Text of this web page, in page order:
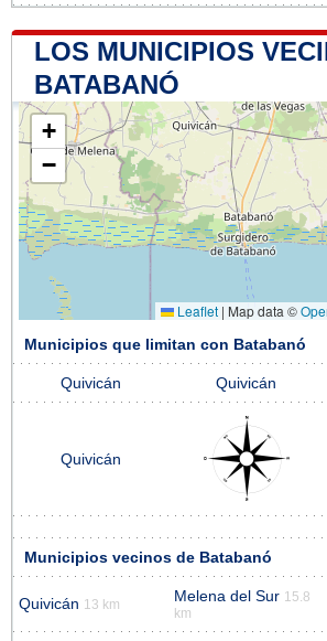
LOS MUNICIPIOS
BATABANÓ
+
−
Leaflet | Map data ©
Municipios que limitan con Batabanó
Quivicán Quivicán
Quivicán
Municipios vecinos de Batabanó
Quivicán 13 km Melena del Sur 15.8
km